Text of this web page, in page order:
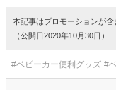
本記事はプロモーションが
（公開日2020年10月30日）
#ベビーカー便利グッズ #